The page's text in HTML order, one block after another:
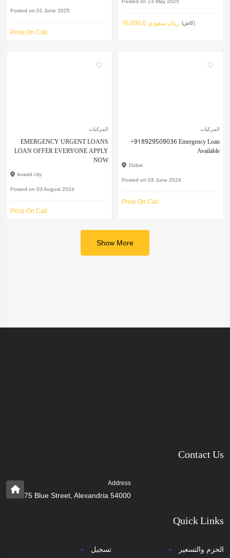
Posted on 01 June 2025
Price On Call
Posted on 23 May 2025
76,000.0 ريال سعودي (كاش)
المركبات
EMERGENCY URGENT LOANS
LOAN OFFER EVERYONE APPLY
NOW
kuwait city
Posted on 03 August 2024
Price On Call
المركبات
+918929509036 Emergency Loan
Available
Dubai
Posted on 03 June 2024
Price On Call
Show More
Contact Us
Address
75 Blue Street, Alexandria 54000
Quick Links
تسجيل الحزم والتسعير